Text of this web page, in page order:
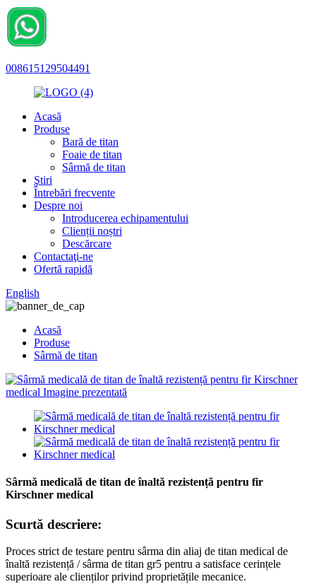
008615129504491
Acasă
Produse
Bară de titan
Foaie de titan
Sârmă de titan
Ştiri
Întrebări frecvente
Despre noi
Introducerea echipamentului
Clienții noștri
Descărcare
Contactaţi-ne
Ofertă rapidă
English
Acasă
Produse
Sârmă de titan
Sârmă medicală de titan de înaltă rezistență pentru fir
Kirschner medical
Scurtă descriere:
Proces strict de testare pentru sârma din aliaj de titan medical de
înaltă rezistență / sârma de titan gr5 pentru a satisface cerințele
superioare ale clienților privind proprietățile mecanice.